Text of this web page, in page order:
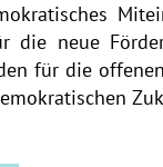
die neue
für die